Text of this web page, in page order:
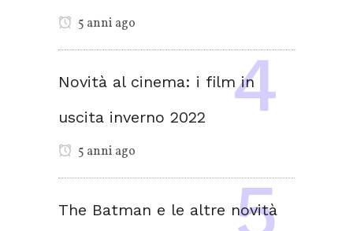
5 anni ago
Novità al cinema: i film in
uscita inverno 2022
5 anni ago
The Batman e le altre novità